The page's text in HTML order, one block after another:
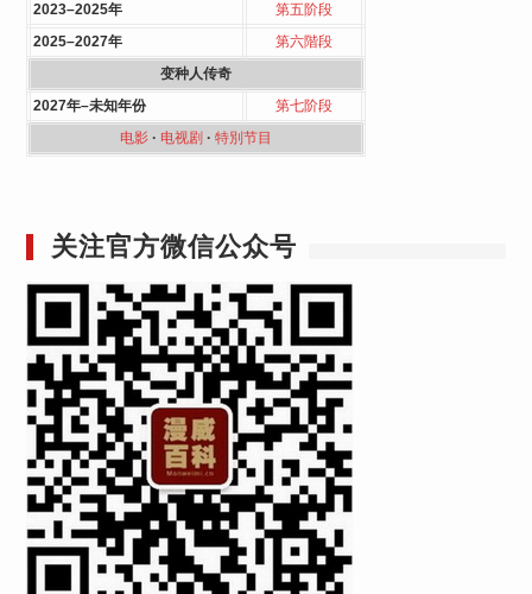
2023–2025年
第五阶段
2025–2027年
第六階段
变种人传奇
2027年–未知年份
第七阶段
电影· 电视剧 · 特別节目
关注官方微信公众号